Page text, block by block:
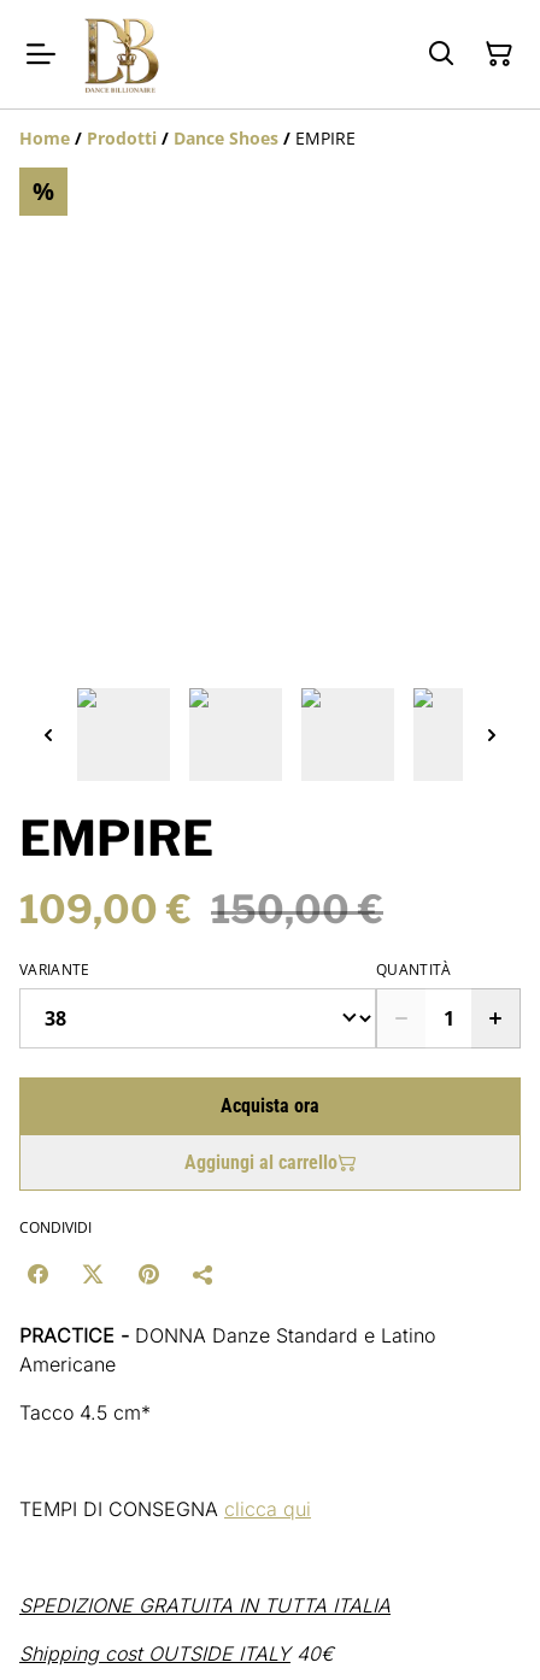
Home / Prodotti / Dance Shoes / EMPIRE
%
EMPIRE
109,00 € 150,00 €
VARIANTE QUANTITÀ
Acquista ora
Aggiungi al carrello
CONDIVIDI
PRACTICE - DONNA Danze Standard e Latino
Americane
Tacco 4.5 cm*
TEMPI DI CONSEGNA clicca qui
SPEDIZIONE GRATUITA IN TUTTA ITALIA
Shipping cost OUTSIDE ITALY40€